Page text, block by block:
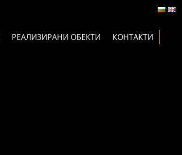
РЕАЛИЗИРАНИ ОБЕКТИ КОНТАКТИ